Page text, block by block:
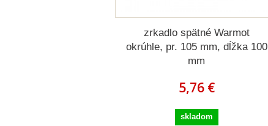
zrkadlo spätné Warmot
okrúhle, pr. 105 mm, dĺžka 100
mm
5,76 €
skladom